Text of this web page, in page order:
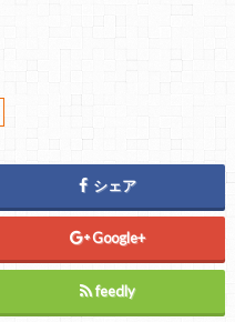
シェア
Google+
feedly